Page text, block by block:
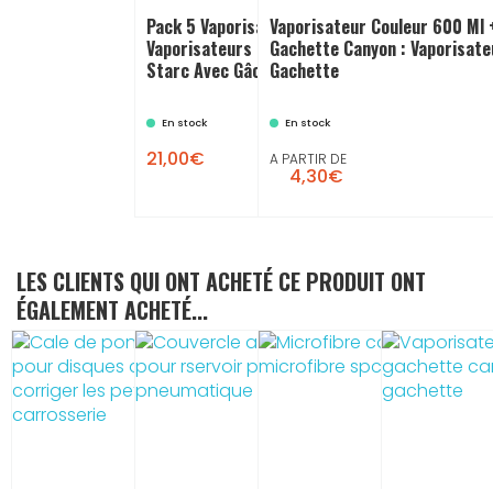
Pack 5 Vaporisateurs :
Vaporisateurs Sérigraphiés
Starc Avec Gâchette Canyon
En stock
21,00€
Vaporisateur Couleur 600 Ml
Gachette Canyon :
Gachette
En stock
A PARTIR DE
4,30€
LES CLIENTS QUI ONT ACHETÉ CE PRODUIT ONT
ÉGALEMENT ACHETÉ...